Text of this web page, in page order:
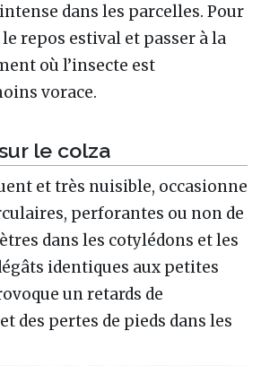
dans les parcelles. Pour
repos estival et passer à la
où l’insecte est
vorace.
le colza
et très nuisible, occasionne
perforantes ou non de
dans les cotylédons et les
identiques aux petites
un retards de
des pertes de pieds dans les